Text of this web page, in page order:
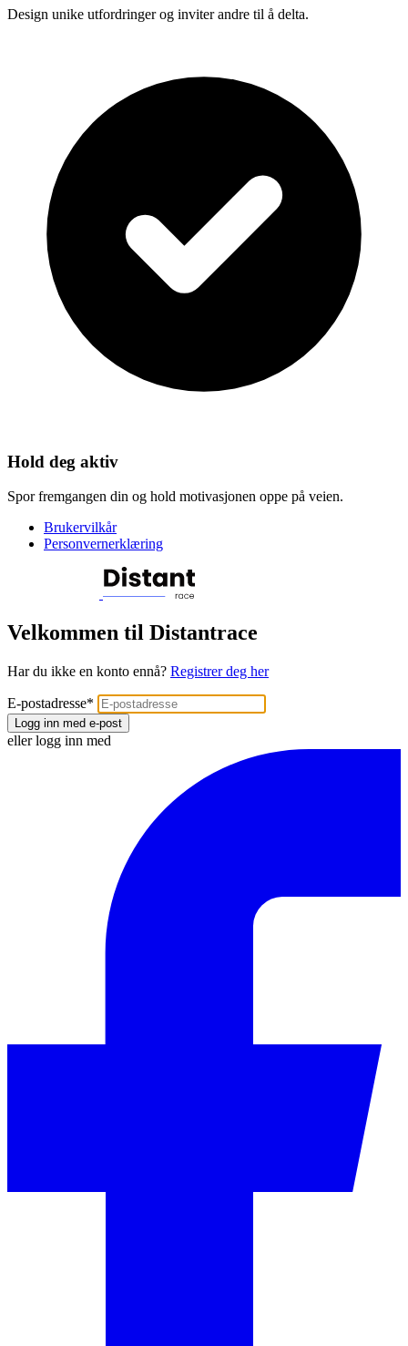
Design unike utfordringer og inviter andre til å delta.
Hold deg aktiv
Spor fremgangen din og hold motivasjonen oppe på veien.
Brukervilkår
Personvernerklæring
Velkommen til Distantrace
Har du ikke en konto ennå? Registrer deg her
E-postadresse*
Logg inn med e-post
eller logg inn med